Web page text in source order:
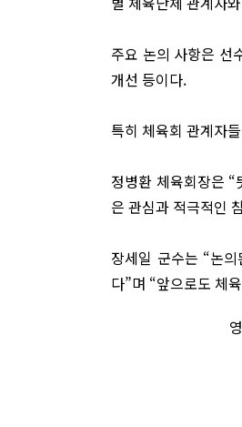
주요 논의 사항은 선
개선 등이다.
특히 체육회 관계자
정병환 체육회장은
은 관심과 적극적인
장세일 군수는 “논
다”며 “앞으로도 체